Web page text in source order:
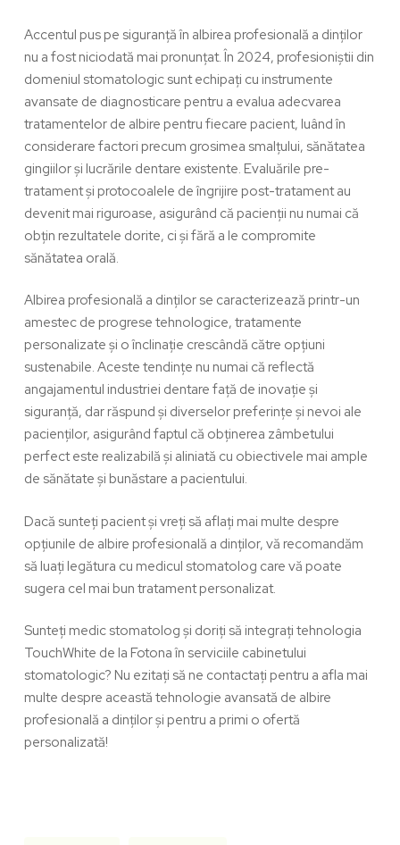
Accentul pus pe siguranță în albirea profesională a dinților
nu a fost niciodată mai pronunțat. În 2024, profesioniștii din
domeniul stomatologic sunt echipați cu instrumente
avansate de diagnosticare pentru a evalua adecvarea
tratamentelor de albire pentru fiecare pacient, luând în
considerare factori precum grosimea smalțului, sănătatea
gingiilor și lucrările dentare existente. Evaluările pre-
tratament și protocoalele de îngrijire post-tratament au
devenit mai riguroase, asigurând că pacienții nu numai că
obțin rezultatele dorite, ci și fără a le compromite
sănătatea orală.
Albirea profesională a dințilorse caracterizează printr-un
amestec de progrese tehnologice, tratamente
personalizate și o înclinație crescândă către opțiuni
sustenabile. Aceste tendințe nu numai că reflectă
angajamentul industriei dentare față de inovație și
siguranță, dar răspund și diverselor preferințe și nevoi ale
pacienților, asigurând faptul că obținerea zâmbetului
perfect este realizabilă și aliniată cu obiectivele mai ample
de sănătate și bunăstare a pacientului.
Dacă sunteți pacient și vreți să aflați mai multe despre
opțiunile de albire profesională a dinților, vă recomandăm
să luați legătura cu medicul stomatolog care vă poate
sugera cel mai bun tratament personalizat.
Sunteți medic stomatolog și doriți să integrați tehnologia
TouchWhite de la Fotona în serviciile cabinetului
stomatologic? Nu ezitați să ne contactați pentru a afla mai
multe despre această tehnologie avansată de albire
profesională a dinților și pentru a primi o ofertă
personalizată!